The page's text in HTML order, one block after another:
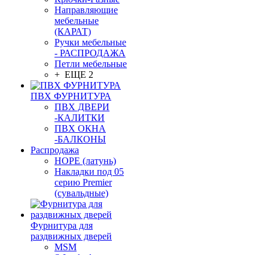
Направляющие
мебельные
(КАРАТ)
Ручки мебельные
- РАСПРОДАЖА
Петли мебельные
+ ЕЩЕ 2
ПВХ ФУРНИТУРА
ПВХ ДВЕРИ
-КАЛИТКИ
ПВХ ОКНА
-БАЛКОНЫ
Распродажа
HOPE (латунь)
Накладки под 05
серию Premier
(сувальдные)
Фурнитура для
раздвижных дверей
MSM